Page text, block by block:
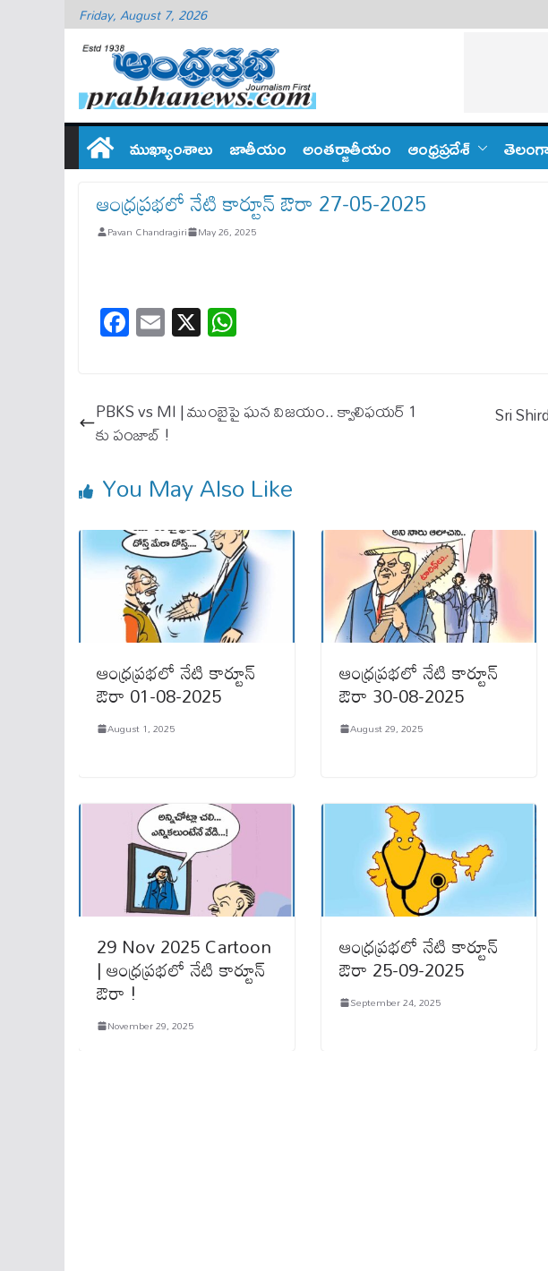
Friday, August 7, 2026
ముఖ్యాంశాలు జాతీయం అంతర్జాతీయం ఆంధ్ర‌ప్ర‌దేశ్
ఆంధ్రప్రభలో నేటి కార్టూన్ ఔరా 27-05-2025
Pavan Chandragiri May 26, 2025
Fa
ce
ok
E
m
X
A
pp
PBKS vs MI | ముంబైపై ఘ‌న విజ‌యం.. క్వాలిఫ‌య‌ర్ 1
కు పంజాబ్ !
Sri
You May Also Like
ఆంధ్రప్రభలో నేటి కార్టూన్
ఔరా 01-08-2025
August 1, 2025
ఆంధ్రప్రభలో నేటి కార్టూన్
ఔరా 30-08-2025
August 29, 2025
29 Nov 2025 Cartoon
| ఆంధ్రప్రభలో నేటి కార్టూన్
ఔరా !
November 29, 2025
ఆంధ్రప్రభలో నేటి కార్టూన్
ఔరా 25-09-2025
September 24, 2025